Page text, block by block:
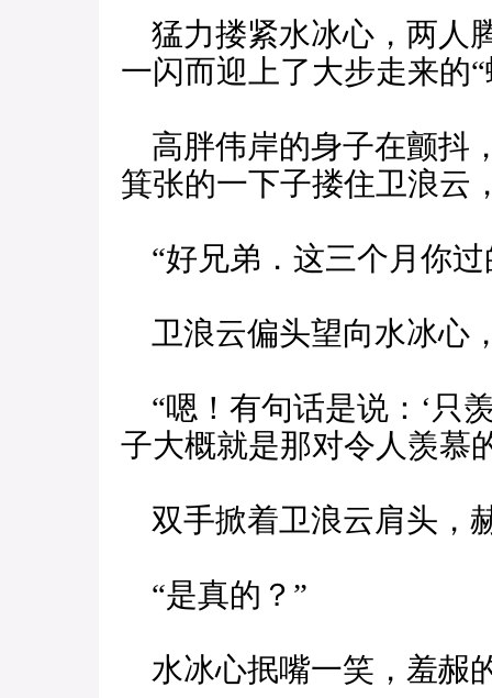
猛力搂紧水冰心，两人
一闪而迎上了大步走来的
高胖伟岸的身子在颤抖
箕张的一下子搂住卫浪云
“好兄弟．这三个月你过
卫浪云偏头望向水冰心
“嗯！有句话是说：‘只
子大概就是那对令人羡慕
双手掀着卫浪云肩头，
“是真的？”
水冰心抿嘴一笑，羞